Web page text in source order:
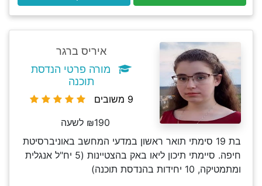
איריס ברגר
מורה פרטי הנדסת
תוכנה
9 משובים
₪190 לשעה
בת 19 סימתי תואר ראשון במדעי המחשב באוניברסיטת
חיפה. סיימתי תיכון ליאו באק בהצטיינות (5 יח"ל אנגלית
ומתמטיקה, 10 יחידות בהנדסת תוכנה)